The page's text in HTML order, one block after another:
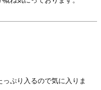
ぷり入るので気に入りま